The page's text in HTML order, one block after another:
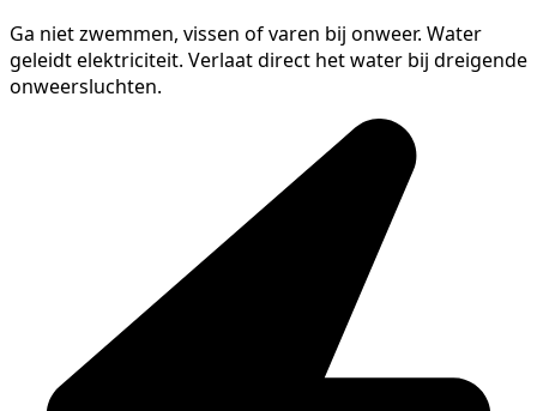
Ga niet zwemmen, vissen of varen bij onweer. Water
geleidt elektriciteit. Verlaat direct het water bij dreigende
onweersluchten.